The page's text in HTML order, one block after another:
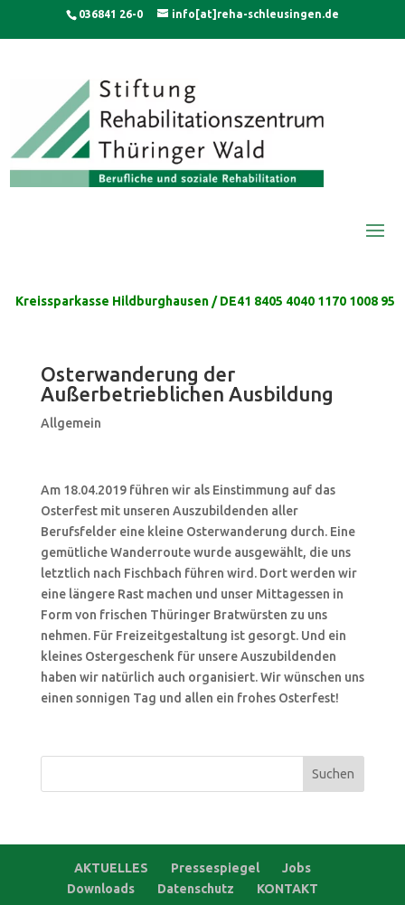
content
036841 26-0 info[at]reha-schleusingen.de
Kreissparkasse Hildburghausen / DE41 8405 4040 1170 1008 95
Osterwanderung der
Außerbetrieblichen Ausbildung
Allgemein
Am 18.04.2019 führen wir als Einstimmung auf das
Osterfest mit unseren Auszubildenden aller
Berufsfelder eine kleine Osterwanderung durch. Eine
gemütliche Wanderroute wurde ausgewählt, die uns
letztlich nach Fischbach führen wird. Dort werden wir
eine längere Rast machen und unser Mittagessen in
Form von frischen Thüringer Bratwürsten zu uns
nehmen. Für Freizeitgestaltung ist gesorgt. Und ein
kleines Ostergeschenk für unsere Auszubildenden
haben wir natürlich auch organisiert. Wir wünschen uns
einen sonnigen Tag und allen ein frohes Osterfest!
Suchen
AKTUELLES Pressespiegel
Jobs
Downloads
Datenschutz KONTAKT
modal-check